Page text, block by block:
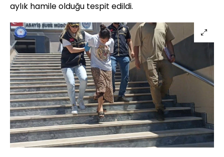
aylık hamile olduğu tespit edildi.